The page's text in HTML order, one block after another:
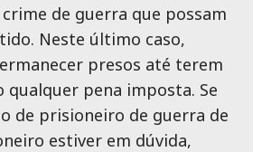
de guerra que possam
Neste último caso,
presos até terem
qualquer pena imposta. Se
de prisioneiro de guerra de
estiver em dúvida,